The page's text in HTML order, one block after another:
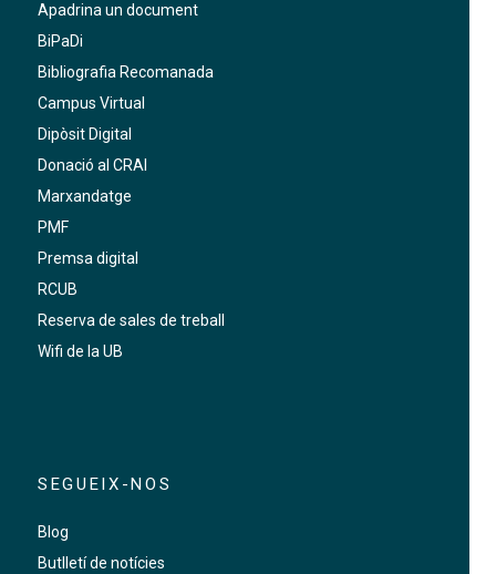
Apadrina un document
BiPaDi
Bibliografia Recomanada
Campus Virtual
Dipòsit Digital
Donació al CRAI
Marxandatge
PMF
Premsa digital
RCUB
Reserva de sales de treball
Wifi de la UB
SEGUEIX-NOS
Blog
Butlletí de notícies